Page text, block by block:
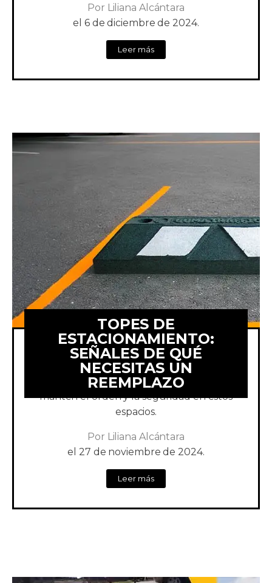
Por Liliana Alcántara
el 6 de diciembre de 2024.
Leer más
TOPES DE
ESTACIONAMIENTO:
SEÑALES DE QUÉ
NECESITAS UN
REEMPLAZO
¡Evita problemas de desgaste! Cambia los
topes para estacionamiento a tiempo y
mantén el orden y la seguridad en estos
espacios.
Por Liliana Alcántara
el 27 de noviembre de 2024.
Leer más